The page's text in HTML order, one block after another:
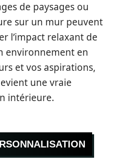
de paysages ou
sur un mur peuvent
l’impact relaxant de
environnement en
et vos aspirations,
une vraie
intérieure.